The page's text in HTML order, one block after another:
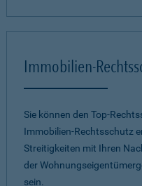
Immobilien-
Sie können den Top-
Immobilien-Rechtsschutz
Streitigkeiten mit Ihren
der
sein.